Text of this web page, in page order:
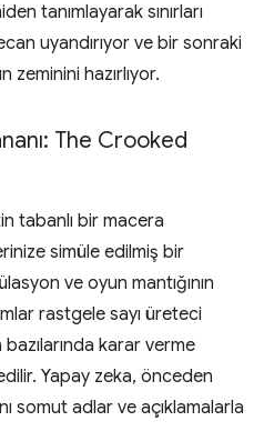
tanımlayarak sınırları
uyandırıyor ve bir sonraki
zeminini hazırlıyor.
The Crooked
tabanlı bir macera
simüle edilmiş bir
ve oyun mantığının
rastgele sayı üreteci
karar verme
Yapay zeka, önceden
somut adlar ve açıklamalarla